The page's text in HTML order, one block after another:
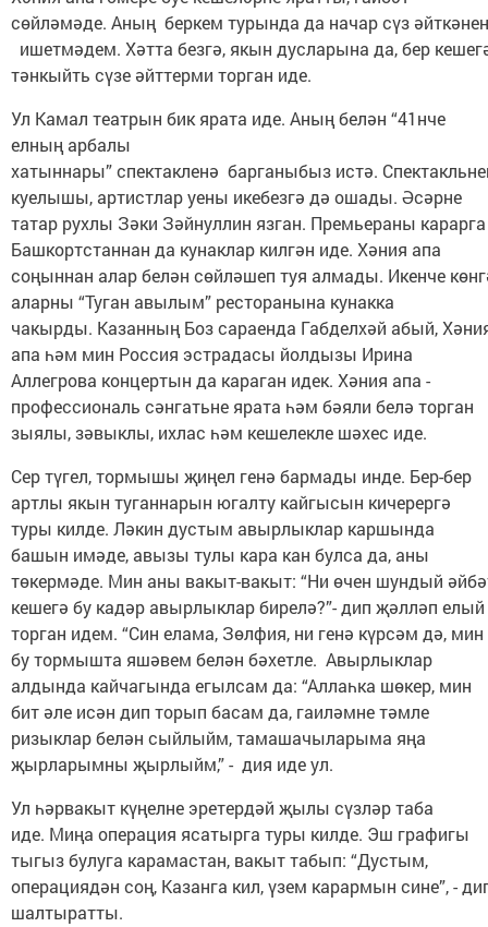
сөйләмәде. Аның беркем турында да начар сүз әйткәнен
ишетмәдем. Хәтта безгә, якын дусларына да, бер
тәнкыйть сүзе әйттерми торган иде.
Ул Камал театрын бик ярата иде. Аның белән “41нче
елның арбалы
хатыннары” спектакленә барганыбыз истә.
куелышы, артистлар уены икебезгә дә ошады. Әсәрне
татар рухлы Зәки Зәйнуллин язган. Премьераны карарга
Башкортстаннан да кунаклар килгән иде. Хәния апа
соңыннан алар белән сөйләшеп туя алмады. Икенче
аларны “Туган авылым” ресторанына кунакка
чакырды. Казанның Боз сараенда Габделхәй абый,
апа һәм мин Россия эстрадасы йолдызы Ирина
Аллегрова концертын да караган идек. Хәния апа -
профессиональ сәнгатьне ярата һәм бәяли белә торган
зыялы, зәвыклы, ихлас һәм кешелекле шәхес иде.
Сер түгел, тормышы җиңел генә бармады инде. Бер-бер
артлы якын туганнарын югалту кайгысын кичерергә
туры килде. Ләкин дустым авырлыклар каршында
башын имәде, авызы тулы кара кан булса да, аны
төкермәде. Мин аны вакыт-вакыт: “Ни өчен шундый
кешегә бу кадәр авырлыклар бирелә?”- дип җәлләп елый
торган идем. “Син елама, Зөлфия, ни генә күрсәм дә, мин
бу тормышта яшәвем белән бәхетле. Авырлыклар
алдында кайчагында егылсам да: “Аллаһка шөкер, мин
бит әле исән дип торып басам да, гаиләмне тәмле
ризыклар белән сыйлыйм, тамашачыларыма яңа
җырларымны җырлыйм,” - дия иде ул.
Ул һәрвакыт күңелне эретердәй җылы сүзләр таба
иде. Миңа операция ясатырга туры килде. Эш графигы
тыгыз булуга карамастан, вакыт табып: “Дустым,
операциядән соң, Казанга кил, үзем карармын сине”, -
шалтыратты.